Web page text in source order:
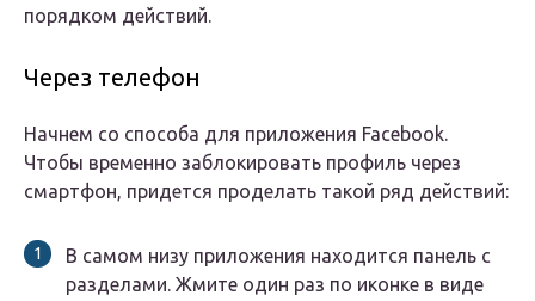
порядком действий.
Через телефон
Начнем со способа для приложения Facebook.
Чтобы временно заблокировать профиль через
смартфон, придется проделать такой ряд действий:
В самом низу приложения находится панель с
разделами. Жмите один раз по иконке в виде